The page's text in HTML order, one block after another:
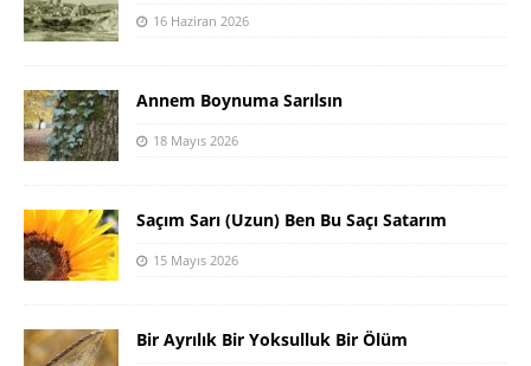
16 Haziran 2026
Annem Boynuma Sarılsın
18 Mayıs 2026
Saçım Sarı (Uzun) Ben Bu Saçı Satarım
15 Mayıs 2026
Bir Ayrılık Bir Yoksulluk Bir Ölüm